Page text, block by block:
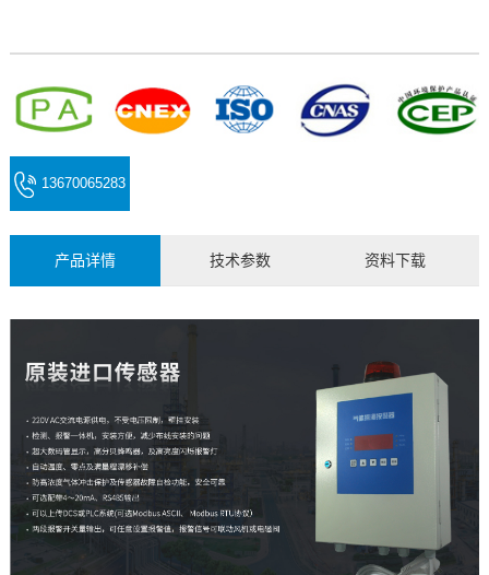
13670065283
(微信同号)
产品详情 技术参数 资料下载